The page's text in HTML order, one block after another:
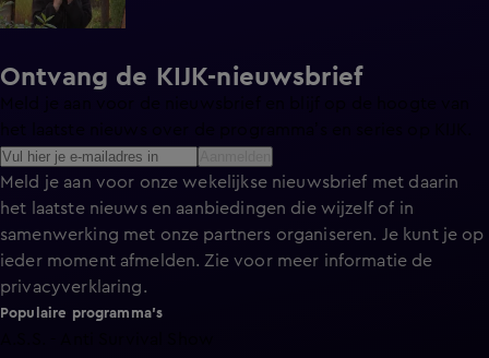
Ontvang de KIJK-nieuwsbrief
Meld je aan voor onze wekelijkse nieuwsbrief met daarin
het laatste nieuws en aanbiedingen die wijzelf of in
samenwerking met onze partners organiseren. Je kunt je op
ieder moment afmelden. Zie voor meer informatie de
privacyverklaring.
Populaire programma's